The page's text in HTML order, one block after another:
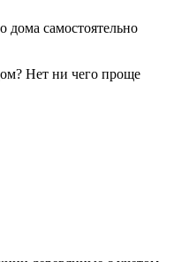
дома самостоятельно
Нет ни чего проще